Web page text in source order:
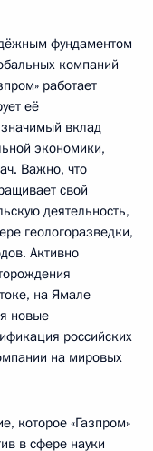
фундаментом
компаний
работает
её
значимый вклад
экономики,
Важно, что
свой
деятельность,
геологоразведки,
Активно
на Ямале
новые
российских
на мировых
которое «Газпром»
в сфере науки